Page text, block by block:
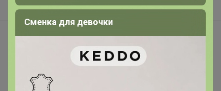
В наличии
Подарочные сертификаты
Реклама на сайте
Вакансии
Сменка для девочки